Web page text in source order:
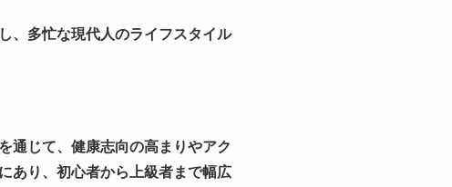
、多忙な現代人のライフスタイル
通じて、健康志向の高まりやアク
あり、初心者から上級者まで幅広